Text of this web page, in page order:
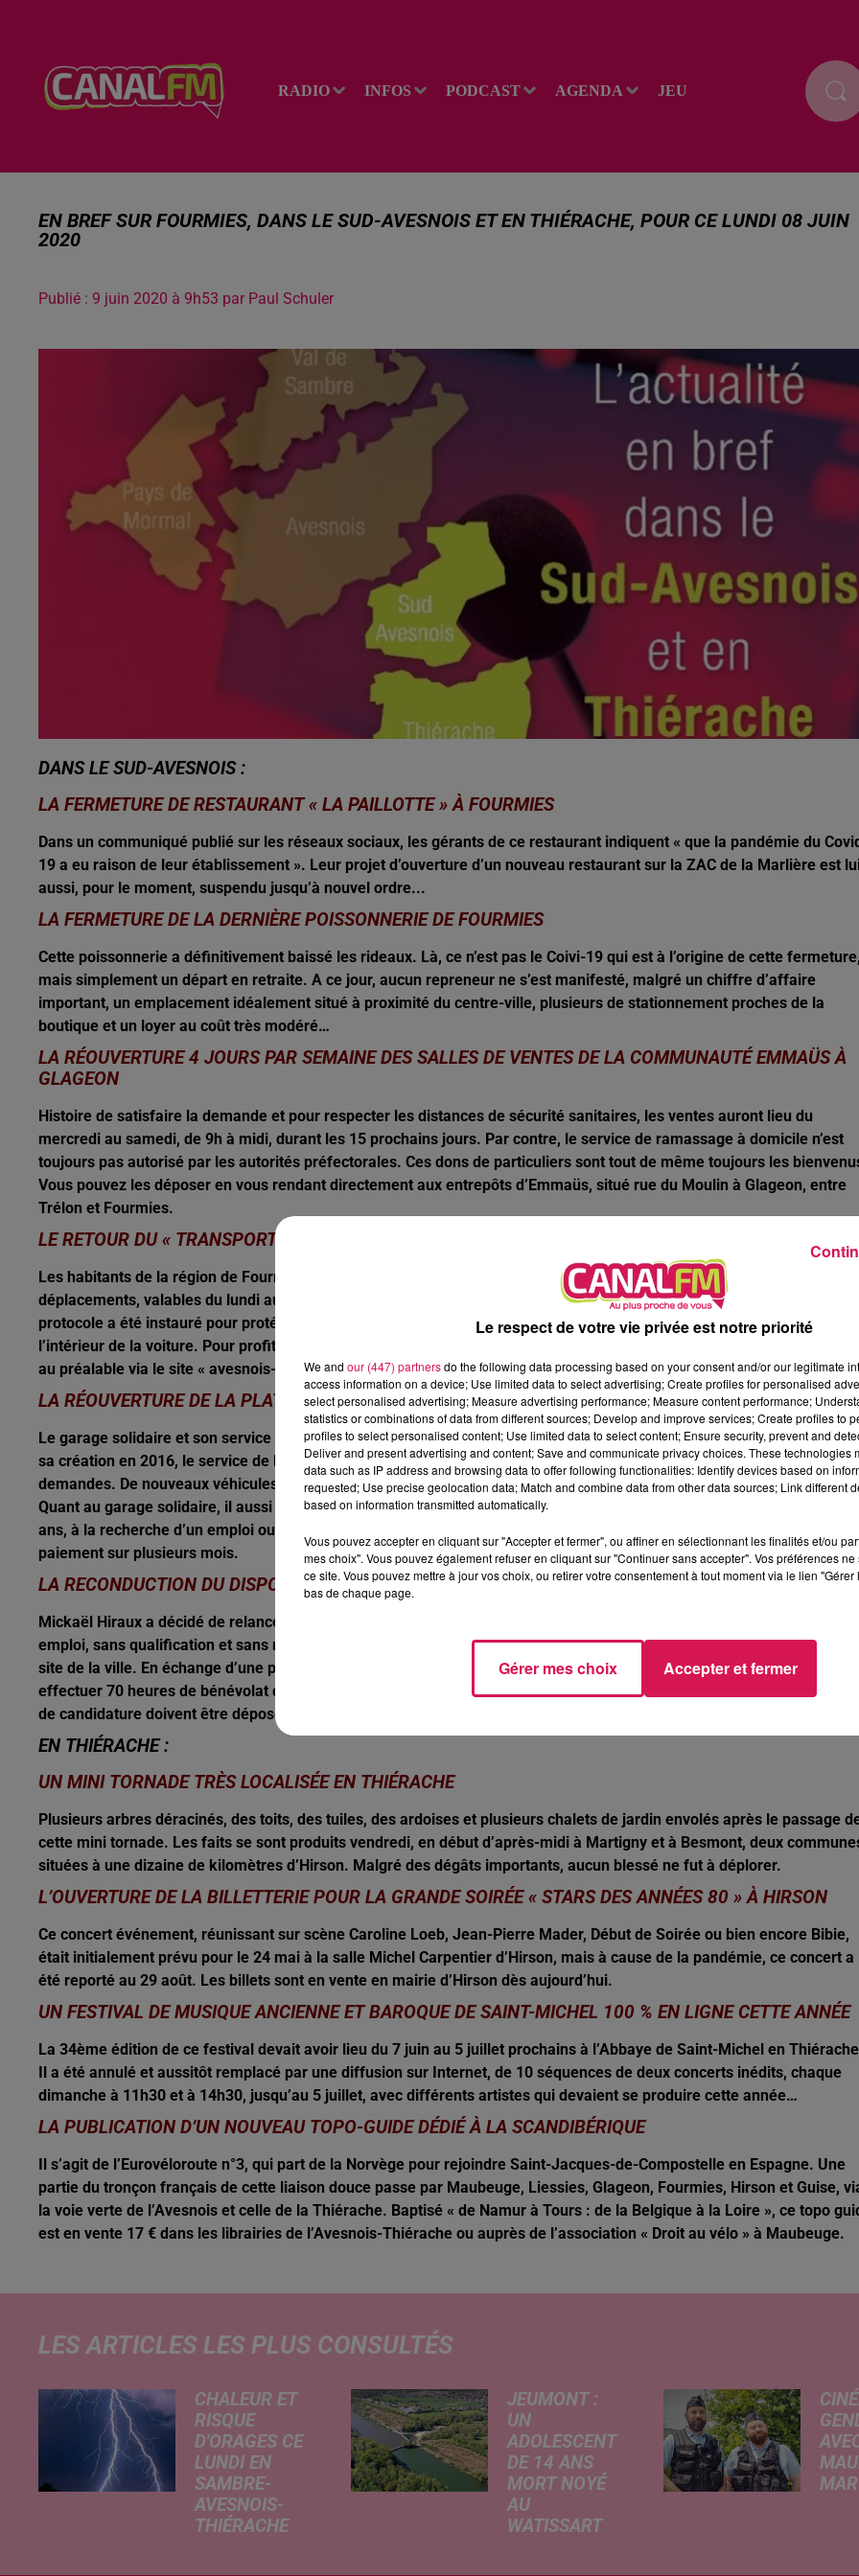
RADIO INFOS PODCAST AGENDA JEU
EN BREF SUR FOURMIES, DANS LE SUD-AVESNOIS ET EN THIÉRACHE, POUR CE LUNDI 08 JUIN
2020
Publié : 9 juin 2020 à 9h53 par Paul Schuler
DANS LE SUD-AVESNOIS :
LA FERMETURE DE RESTAURANT « LA PAILLOTTE » À FOURMIES
Dans un communiqué publié sur les réseaux sociaux, les gérants de ce restaurant indiquent « que la pandémie du
19 a eu raison de leur établissement ». Leur projet d’ouverture d’un nouveau restaurant sur la ZAC de la Marlière est
aussi, pour le moment, suspendu jusqu’à nouvel ordre...
LA FERMETURE DE LA DERNIÈRE POISSONNERIE DE FOURMIES
Cette poissonnerie a définitivement baissé les rideaux. Là, ce n’est pas le Coivi-19 qui est à l’origine de cette fermeture,
mais simplement un départ en retraite. A ce jour, aucun repreneur ne s’est manifesté, malgré un chiffre d’affaire
important, un emplacement idéalement situé à proximité du centre-ville, plusieurs de stationnement proches de la
boutique et un loyer au coût très modéré…
LA RÉOUVERTURE 4 JOURS PAR SEMAINE DES SALLES DE VENTES DE LA COMMUNAUTÉ EMMAÜS À
GLAGEON
Histoire de satisfaire la demande et pour respecter les distances de sécurité sanitaires, les ventes auront lieu du
mercredi au samedi, de 9h à midi, durant les 15 prochains jours. Par contre, le service de ramassage à domicile n’est
toujours pas autorisé par les autorités préfectorales. Ces dons de particuliers sont tout de même toujours les
Vous pouvez les déposer en vous rendant directement aux entrepôts d’Emmaüs, situé rue du Moulin à Glageon, entre
Trélon et Fourmies.
LE RETOUR DU « TRANSPORT À LA DEMANDE » DANS LE SUD-AVESNOIS
Les habitants de la région de Fourmies-Trélon peuvent de nouveau profiter de ce service pour tous types de
déplacements, valables du lundi au vendredi de 5h à 21h ou le samedi de 7h à 17h, pour seulement 1 € le trajet. Un
protocole a été instauré pour protéger les chauffeurs et les passagers. Le port du masque est désormais obligatoire à
l’intérieur de la voiture. Pour profiter de ce service de
au préalable via le site « avesnois-mobilités.fr » ou en téléphonant au 0 801 820 016.
LA RÉOUVERTURE DE LA PLATEFORME MOBILITÉ À FOURMIES
Le garage solidaire et son service de location de véhicules sont de nouveau opérationnels depuis quelques jours.
sa création en 2016, le service de location de véhicule à 4 € la journée et l’auto-école sociale sont submergés de
demandes. De nouveaux véhicules ont d’ailleurs été achetés pour répondre aux attentes des habitants du sud-
Quant au garage solidaire, il aussi réouvert depuis quelques jours. Ce garage est destiné aux jeunes âgés de moins de
ans, à la recherche d’un emploi ou d’une formation. Il propose un tarif réduit à 20 € de l’heure, avec des facilités de
paiement sur plusieurs mois.
LA RECONDUCTION DU DISPOSITIF «PASS’ PERMIS » À FOURMIES
Mickaël Hiraux a décidé de relancer cette opération, qui s’adresse aux jeunes fourmisiens âgés de 18 à 30 ans, sans
emploi, sans qualification et sans moyen de locomotion. Ces jeunes volontaires doivent impérativement candidater, via
site de la ville. En échange d’une prise en charge à 100% de leur permis, les bénéficiaires de ce dispositif devront
effectuer 70 heures de bénévolat durant la période estivale, au sein des services de la mairie de Fourmies. Les dossiers
de candidature doivent être déposés avant le 19 juin prochain.
EN THIÉRACHE :
UN MINI TORNADE TRÈS LOCALISÉE EN THIÉRACHE
Plusieurs arbres déracinés, des toits, des tuiles, des ardoises et plusieurs chalets de jardin envolés après le passage
cette mini tornade. Les faits se sont produits vendredi, en début d’après-midi à Martigny et à Besmont, deux
situées à une dizaine de kilomètres d’Hirson. Malgré des dégâts importants, aucun blessé ne fut à déplorer.
L’OUVERTURE DE LA BILLETTERIE POUR LA GRANDE SOIRÉE « STARS DES ANNÉES 80 » À HIRSON
Ce concert événement, réunissant sur scène Caroline Loeb, Jean-Pierre Mader, Début de Soirée ou bien encore Bibie,
était initialement prévu pour le 24 mai à la salle Michel Carpentier d’Hirson, mais à cause de la pandémie, ce concert a
été reporté au 29 août. Les billets sont en vente en mairie d’Hirson dès aujourd’hui.
UN FESTIVAL DE MUSIQUE ANCIENNE ET BAROQUE DE SAINT-MICHEL 100 % EN LIGNE CETTE ANNÉE
La 34ème édition de ce festival devait avoir lieu du 7 juin au 5 juillet prochains à l’Abbaye de Saint-Michel en
Il a été annulé et aussitôt remplacé par une diffusion sur Internet, de 10 séquences de deux concerts inédits, chaque
dimanche à 11h30 et à 14h30, jusqu’au 5 juillet, avec différents artistes qui devaient se produire cette année…
LA PUBLICATION D’UN NOUVEAU TOPO-GUIDE DÉDIÉ À LA SCANDIBÉRIQUE
Il s’agit de l’Eurovéloroute n°3, qui part de la Norvège pour rejoindre Saint-Jacques-de-Compostelle en Espagne. Une
partie du tronçon français de cette liaison douce passe par Maubeuge, Liessies, Glageon, Fourmies, Hirson et Guise,
la voie verte de l’Avesnois et celle de la Thiérache. Baptisé « de Namur à Tours : de la Belgique à la Loire », ce topo
est en vente 17 € dans les librairies de l’Avesnois-Thiérache ou auprès de l’association « Droit au vélo » à Maubeuge.
10h00 - 12h00
les dedicaces Les hits de Canal FM
LES ARTICLES LES PLUS CONSULTÉS
CHALEUR ET
RISQUE
D'ORAGES CE
LUNDI EN
SAMBRE-
AVESNOIS-
THIÉRACHE
typiquement
JEUMONT :
UN
ADOLESCENT
DE 14 ANS
MORT NOYÉ
AU
WATISSART
informations
Le respect de votre vie privée est notre priorité
We and our (447) partnersdo the following data processing based on your consent and/or our legitimate
access information on a device; Use limited data to select advertising; Create profiles for personalised
select personalised advertising; Measure advertising performance; Measure content performance;
statistics or combinations of data from different sources; Develop and improve services; Create profiles to
profiles to select personalised content; Use limited data to select content; Ensure security, prevent and
Deliver and present advertising and content; Save and communicate privacy choices. These technologies
data such as IP address and browsing data to offer following functionalities: Identify devices based on
requested; Use precise geolocation data; Match and combine data from other data sources; Link different
based on information transmitted automatically.
Vous pouvez accepter en cliquant sur "Accepter et fermer", ou affiner en sélectionnant les finalités et/ou
mes choix". Vous pouvez également refuser en cliquant sur "Continuer sans accepter". Vos préférences
ce site. Vous pouvez mettre à jour vos choix, ou retirer votre consentement à tout moment via le lien
bas de chaque page.
Gérer mes choix Accepter et fermer